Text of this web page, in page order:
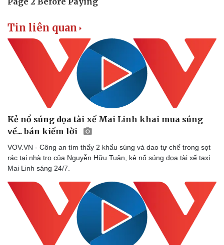
Thể thao
Ô tô - Xe máy
Tin liên quan
Kẻ nổ súng dọa tài xế Mai Linh khai mua súng
về... bán kiếm lời
VOV.VN - Công an tìm thấy 2 khẩu súng và dao tự chế trong sọt
rác tại nhà trọ của Nguyễn Hữu Tuân, kẻ nổ súng dọa tài xế taxi
Mai Linh sáng 24/7.